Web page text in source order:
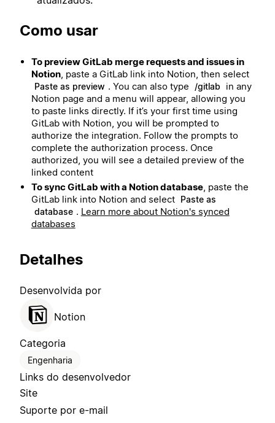
Como usar
To preview GitLab merge requests and issuesin
Notion, paste a GitLab link into Notion, then select
Paste as preview . You can also type /gitlab
in any
Notion page and a menu will appear, allowing you
to paste links directly. If it’s your first time using
GitLab with Notion, you will be prompted to
authorize the integration. Follow the prompts to
complete the authorization process. Once
authorized, you will see a detailed preview of the
linked content
To sync GitLab with a Notion database, paste the
GitLab link into Notion and select Paste as
database . Learn more about Notion's synced
databases
Detalhes
Desenvolvida por
Notion
Categoria
Engenharia
Links do desenvolvedor
Site
Suporte por e-mail